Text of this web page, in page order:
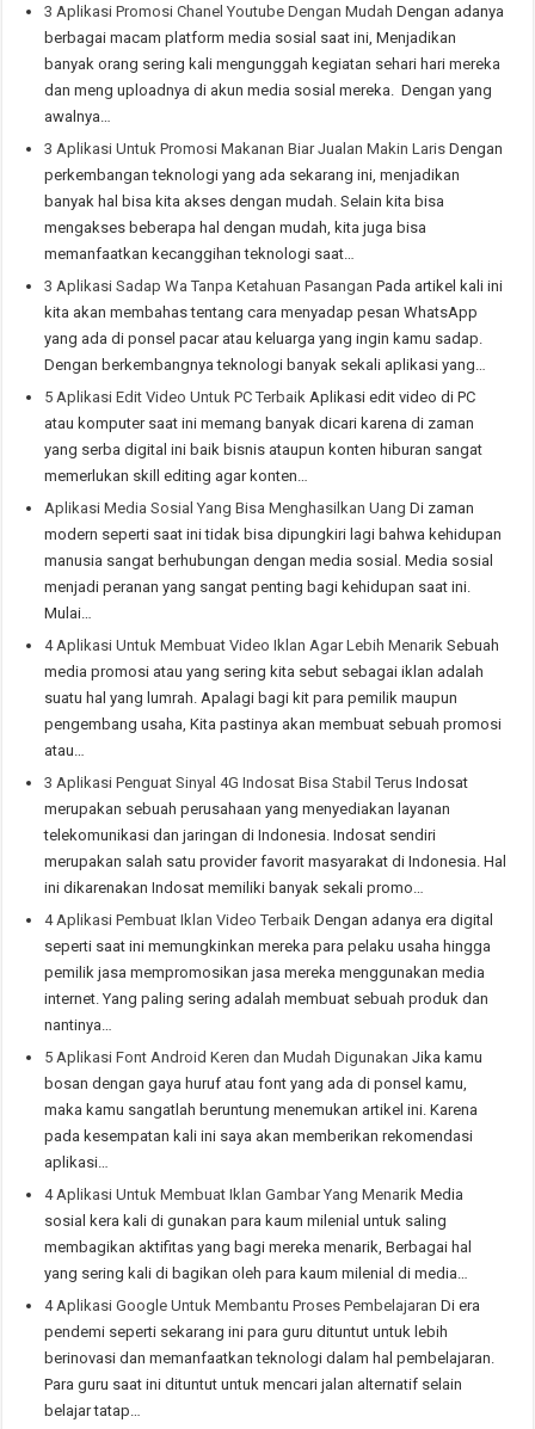
3 Aplikasi Promosi Chanel Youtube Dengan Mudah Dengan adanya
berbagai macam platform media sosial saat ini, Menjadikan
banyak orang sering kali mengunggah kegiatan sehari hari mereka
dan meng uploadnya di akun media sosial mereka. Dengan yang
awalnya…
3 Aplikasi Untuk Promosi Makanan Biar Jualan Makin Laris Dengan
perkembangan teknologi yang ada sekarang ini, menjadikan
banyak hal bisa kita akses dengan mudah. Selain kita bisa
mengakses beberapa hal dengan mudah, kita juga bisa
memanfaatkan kecanggihan teknologi saat…
3 Aplikasi Sadap Wa Tanpa Ketahuan Pasangan Pada artikel kali ini
kita akan membahas tentang cara menyadap pesan WhatsApp
yang ada di ponsel pacar atau keluarga yang ingin kamu sadap.
Dengan berkembangnya teknologi banyak sekali aplikasi yang…
5 Aplikasi Edit Video Untuk PC Terbaik Aplikasi edit video di PC
atau komputer saat ini memang banyak dicari karena di zaman
yang serba digital ini baik bisnis ataupun konten hiburan sangat
memerlukan skill editing agar konten…
Aplikasi Media Sosial Yang Bisa Menghasilkan Uang Di zaman
modern seperti saat ini tidak bisa dipungkiri lagi bahwa kehidupan
manusia sangat berhubungan dengan media sosial. Media sosial
menjadi peranan yang sangat penting bagi kehidupan saat ini.
Mulai…
4 Aplikasi Untuk Membuat Video Iklan Agar Lebih Menarik Sebuah
media promosi atau yang sering kita sebut sebagai iklan adalah
suatu hal yang lumrah. Apalagi bagi kit para pemilik maupun
pengembang usaha, Kita pastinya akan membuat sebuah promosi
atau…
3 Aplikasi Penguat Sinyal 4G Indosat Bisa Stabil Terus Indosat
merupakan sebuah perusahaan yang menyediakan layanan
telekomunikasi dan jaringan di Indonesia. Indosat sendiri
merupakan salah satu provider favorit masyarakat di Indonesia. Hal
ini dikarenakan Indosat memiliki banyak sekali promo…
4 Aplikasi Pembuat Iklan Video Terbaik Dengan adanya era digital
seperti saat ini memungkinkan mereka para pelaku usaha hingga
pemilik jasa mempromosikan jasa mereka menggunakan media
internet. Yang paling sering adalah membuat sebuah produk dan
nantinya…
5 Aplikasi Font Android Keren dan Mudah Digunakan Jika kamu
bosan dengan gaya huruf atau font yang ada di ponsel kamu,
maka kamu sangatlah beruntung menemukan artikel ini. Karena
pada kesempatan kali ini saya akan memberikan rekomendasi
aplikasi…
4 Aplikasi Untuk Membuat Iklan Gambar Yang Menarik Media
sosial kera kali di gunakan para kaum milenial untuk saling
membagikan aktifitas yang bagi mereka menarik, Berbagai hal
yang sering kali di bagikan oleh para kaum milenial di media…
4 Aplikasi Google Untuk Membantu Proses Pembelajaran Di era
pendemi seperti sekarang ini para guru dituntut untuk lebih
berinovasi dan memanfaatkan teknologi dalam hal pembelajaran.
Para guru saat ini dituntut untuk mencari jalan alternatif selain
belajar tatap…